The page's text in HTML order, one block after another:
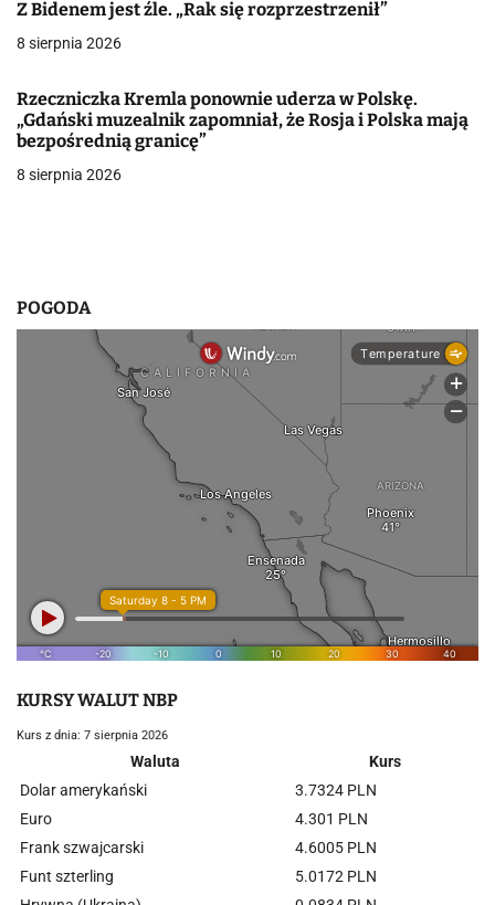
a
p
i
s
Z Bidenem jest źle. „Rak się rozprzestrzenił”
8 sierpnia 2026
Rzeczniczka Kremla ponownie uderza w Polskę.
„Gdański muzealnik zapomniał, że Rosja i Polska mają
bezpośrednią granicę”
8 sierpnia 2026
POGODA
KURSY WALUT NBP
Kurs z dnia: 7 sierpnia 2026
Waluta
Kurs
Dolar amerykański
3.7324 PLN
Euro
4.301 PLN
Frank szwajcarski
4.6005 PLN
Funt szterling
5.0172 PLN